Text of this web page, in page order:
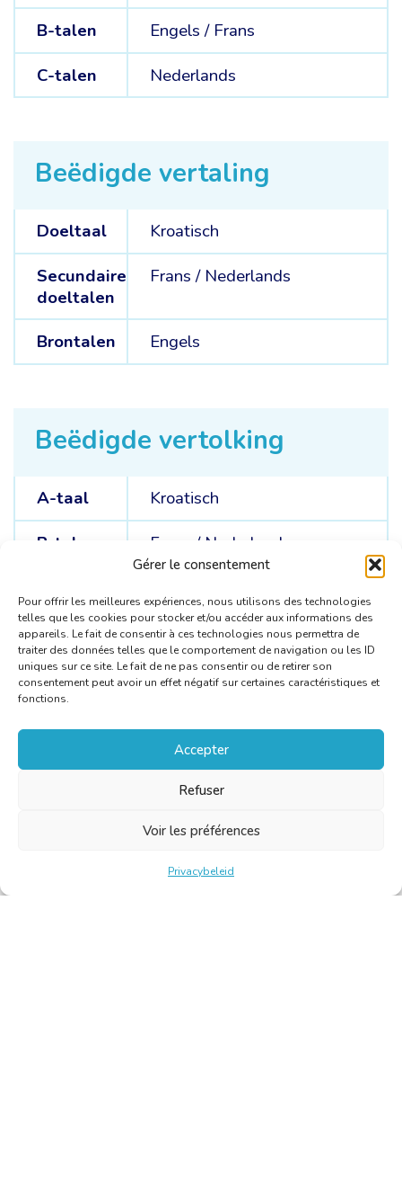
Gérer le consentement
Pour offrir les meilleures expériences, nous utilisons des technologies
telles que les cookies pour stocker et/ou accéder aux informations des
appareils. Le fait de consentir à ces technologies nous permettra de
traiter des données telles que le comportement de navigation ou les ID
uniques sur ce site. Le fait de ne pas consentir ou de retirer son
consentement peut avoir un effet négatif sur certaines caractéristiques et
fonctions.
Accepter
Refuser
Voir les préférences
Privacybeleid
B-talen
Engels / Frans
C-talen
Nederlands
Beëdigde vertaling
Doeltaal
Kroatisch
Secundaire
doeltalen
Frans / Nederlands
Brontalen Engels
Beëdigde vertolking
A-taal
Kroatisch
B-talen
Frans / Nederlands